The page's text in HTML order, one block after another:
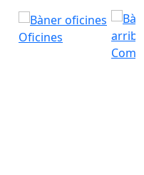
Oficines
Com